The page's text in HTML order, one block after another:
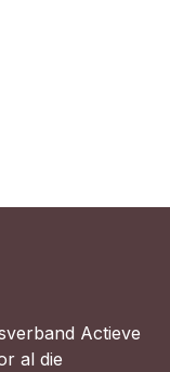
Actieve
al die